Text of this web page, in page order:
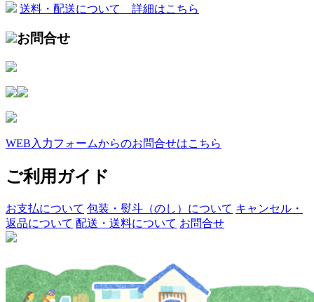
送料・配送について 詳細はこちら
お問合せ
WEB入力フォームからのお問合せはこちら
ご利用ガイド
お支払について 包装・熨斗（のし）について キャンセル・
返品について 配送・送料について お問合せ